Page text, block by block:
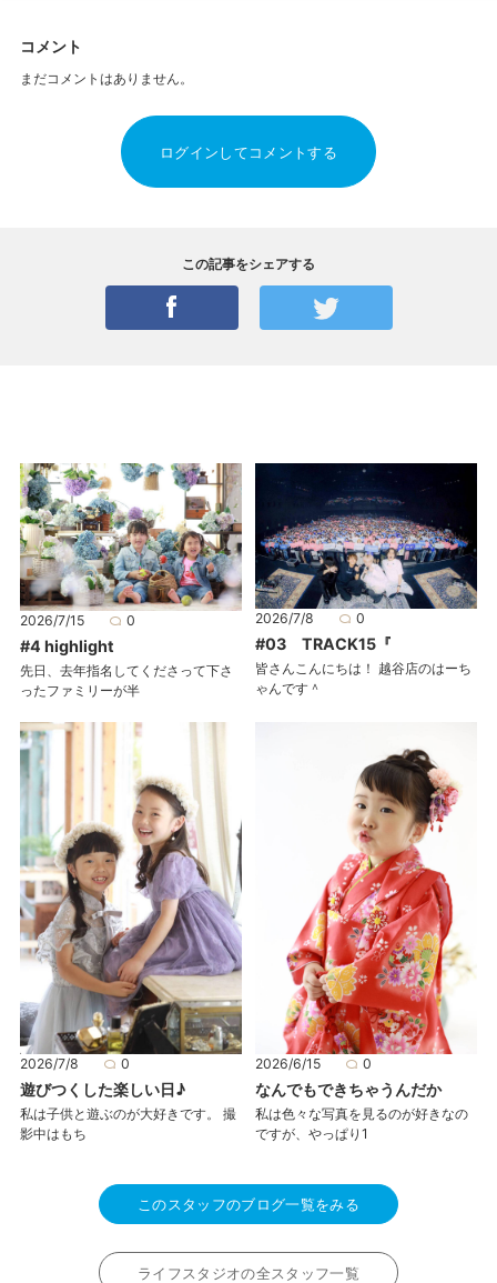
コメント
まだコメントはありません。
ログインしてコメントする
この記事をシェアする
2026/7/15 0
#4 highlight
先日、去年指名してくださって下さ
ったファミリーが半
2026/7/8 0
#03 TRACK15『
皆さんこんにちは！ 越谷店のはーち
ゃんです＾
2026/7/8 0
遊びつくした楽しい日♪
私は子供と遊ぶのが大好きです。 撮
影中はもち
2026/6/15 0
なんでもできちゃうんだか
私は色々な写真を見るのが好きなの
ですが、やっぱり1
このスタッフのブログ一覧をみる
ライフスタジオの全スタッフ一覧